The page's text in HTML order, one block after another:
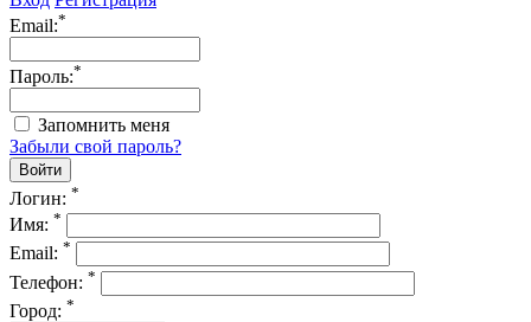
Email:*
Пароль:*
Запомнить меня
Забыли свой пароль?
Логин: *
Имя: *
Email: *
Телефон: *
Город: *